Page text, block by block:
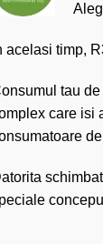
acelasi timp,
tau
care isi